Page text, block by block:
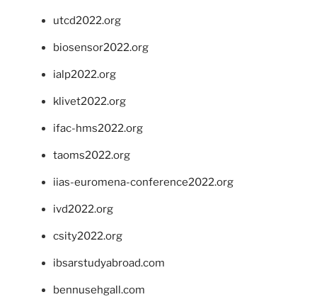
utcd2022.org
biosensor2022.org
ialp2022.org
klivet2022.org
ifac-hms2022.org
taoms2022.org
iias-euromena-conference2022.org
ivd2022.org
csity2022.org
ibsarstudyabroad.com
bennusehgall.com